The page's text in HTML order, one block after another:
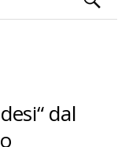
nach:
dal